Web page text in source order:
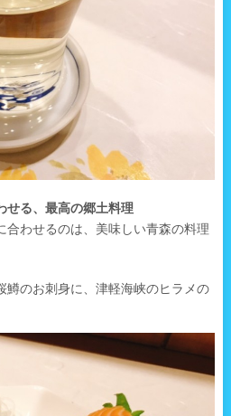
せる、最高の郷土料理
合わせるのは、美味しい青森の料理
鱒のお刺身に、津軽海峡のヒラメの